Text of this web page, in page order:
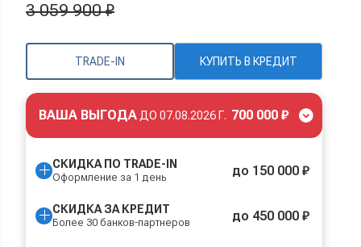
TRADE-IN КУПИТЬ В КРЕДИТ
3 059 900 ₽
ВАША ВЫГОДА ДО 07.08.2026 Г. 700 000 ₽
СКИДКА ПО TRADE-IN
Оформление за 1 день до 150 000 ₽
СКИДКА ЗА КРЕДИТ
Более 30 банков-партнеров до 450 000 ₽